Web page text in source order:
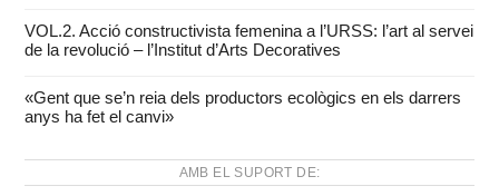
VOL.2. Acció constructivista femenina a l’URSS: l’art al servei
de la revolució – l’Institut d’Arts Decoratives
«Gent que se’n reia dels productors ecològics en els darrers
anys ha fet el canvi»
AMB EL SUPORT DE: